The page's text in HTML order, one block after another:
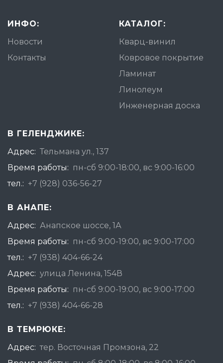
ИНФО:
Новости
Контакты
КАТАЛОГ:
Кварц-винил
Ковровое покрытие
Ламинат
Линолеум
Инженерная доска
В ГЕЛЕНДЖИКЕ:
Адрес: Тельмана ул., 137
Время работы: пн-сб 9:00-18:00, вс 9:00-16:00
тел.: +7 (928) 036-56-27
В АНАПЕ:
Адрес: Анапское шоссе, 1А
Время работы: пн-сб 9:00-19:00, вс 9:00-17:00
тел.: +7 (938) 404-66-24
Адрес: улица Ленина, 154В
Время работы: пн-сб 9:00-19:00, вс 9:00-17:00
тел.: +7 (938) 404-66-28
В ТЕМРЮКЕ:
Адрес: тер. Восточная Промзона, 22